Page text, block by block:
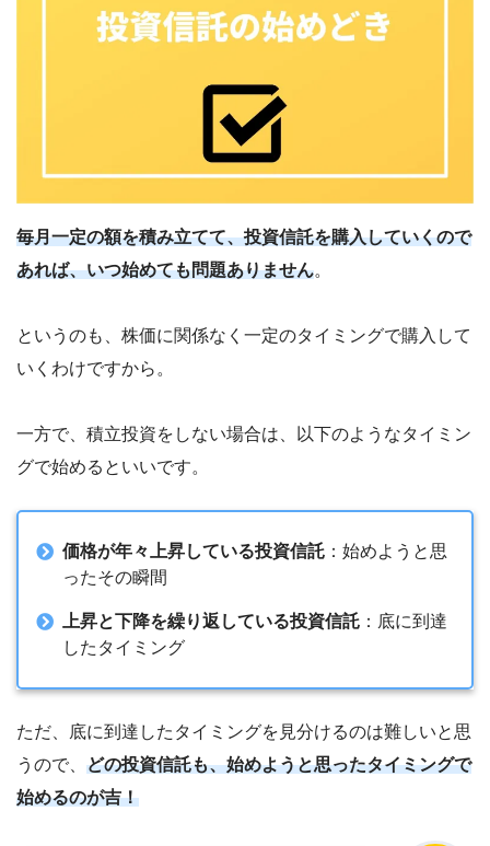
毎月一定の額を積み立てて、投資信託を購入していくので
あれば、いつ始めても問題ありません。
というのも、株価に関係なく一定のタイミングで購入して
いくわけですから。
一方で、積立投資をしない場合は、以下のようなタイミン
グで始めるといいです。
価格が年々上昇している投資信託 ：始めようと思
ったその瞬間
上昇と下降を繰り返している投資信託 ：底に到達
したタイミング
ただ、底に到達したタイミングを見分けるのは難しいと思
うので、 どの投資信託も、始めようと思ったタイミングで
始めるのが吉！